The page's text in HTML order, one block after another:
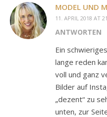
MODEL UND
11. APRIL 2018 AT
ANTWORTEN
Ein
lange reden
voll und ganz
Bilder auf
„dezent“ zu
unten, zur